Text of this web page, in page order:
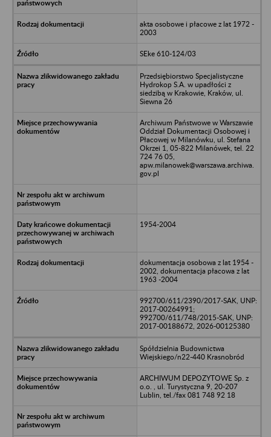
akta osobowe i płacowe z lat 1972 -
2003
SEke 610-124/03
Przedsiębiorstwo Specjalistyczne
Hydrokop S.A. w upadłości z
siedzibą w Krakowie, Kraków, ul.
Siewna 26
Archiwum Państwowe w Warszawie
Oddział Dokumentacji Osobowej i
Płacowej w Milanówku, ul. Stefana
Okrzei 1, 05-822 Milanówek, tel. 22
724 76 05,
apw.milanowek@warszawa.archiwa.
gov.pl
1954-2004
dokumentacja osobowa z lat 1954 -
2002, dokumentacja płacowa z lat
1963 -2004
992700/611/2390/2017-SAK, UNP:
2017-00264991;
992700/611/748/2015-SAK, UNP:
2017-00188672, 2026-00125380
Spółdzielnia Budownictwa
Wiejskiego/n22-440 Krasnobród
ARCHIWUM DEPOZYTOWE Sp. z
o.o. , ul. Turystyczna 9, 20-207
Lublin, tel./fax 081 748 92 18